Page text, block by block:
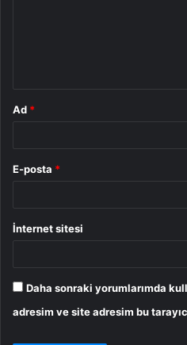
Ad *
E-posta *
İnternet sitesi
Daha sonraki yorumlarımda
adresim ve site adresim bu